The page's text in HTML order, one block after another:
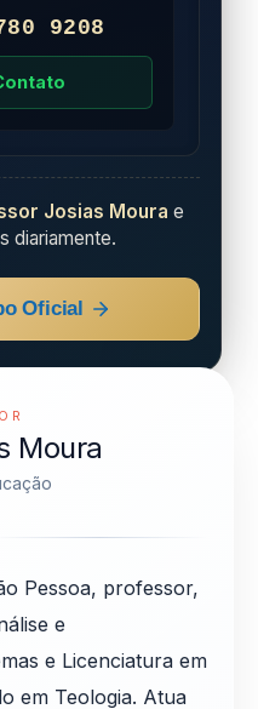
9208
Josias Moura e
diariamente.
Oficial
Moura
Pessoa, professor,
e
e Licenciatura em
em Teologia. Atua